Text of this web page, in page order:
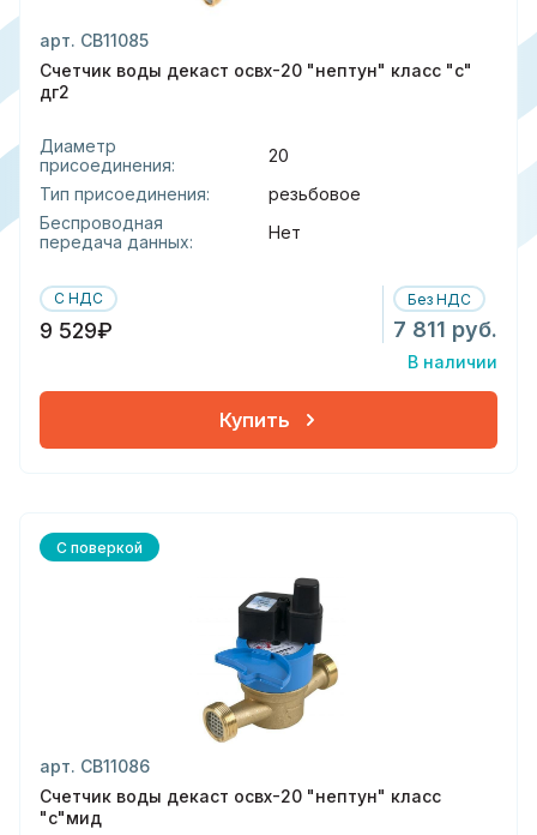
арт. СВ11085
Счетчик воды декаст освх-20 "нептун" класс "с"
дг2
Диаметр
присоединения:
20
Тип присоединения:
резьбовое
Беспроводная
передача данных:
Нет
С НДС
9 529₽
Без НДС
7 811 руб.
В наличии
Купить
С поверкой
арт. СВ11086
Счетчик воды декаст освх-20 "нептун" класс
"с"мид